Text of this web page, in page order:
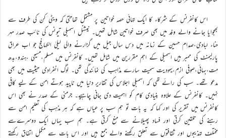
اس کانفرنس کے شرکاء کا ایک تہائی حصہ خواتین پر مشتمل تھاحتیٰ کہ ویٹی کن کی طرف سے
بھجوایا جانے والے وفد میں بھی صرف خواتین شامل تھیں۔ نیشنل اسمبلی تیونس کی نائب صدر مہر
حناء لبادی،صدام حسین کے زمانہ میں دس سال جیل میں گزارنے والی لیلیٰ الکہافج جو اب عراق
پارلیمنٹ کی ممبر ہیں اسمبلی کے اہم مقررین میں شامل تھیں۔ کانفرنس میں مسلم،مسیحی ،ہندو،بدھ
مت،بہائی،صوفی ازم،یہودیت سمیت سارے مذاہب کی نمائندگی تھی۔ لوگ انفرادی حیثیت میں بھی
مدعو تھے۔ سب کی رائے تھی کہ اسمبلی اجلاس کی تقاریر دنیا میں ناپید ہوتے امن کے لیے کافی
نہیں۔ کانفرنس کے علاوہ بنیادی کام کو اہمیت دی جانی چاہیے۔ جرمنی کے صدر نے بھی اس
کانفرنس میں تقریر کی اور کہا کہ یہ بات تو ہم سب پر عیاں ہے کہ ہر مذہب کی تعلیم امن سے
رہنے کی تلقین کرتی اور فساد پھیلانے سے منع کرتی ہے۔ ہم سب یہاں ایک دوسرےسے
مختلف تہذیبوں اور ثقافتوں سے تعلق رکھنے والے جمع ہیں اور اس بات سے مکمل اتفاق رکھتے